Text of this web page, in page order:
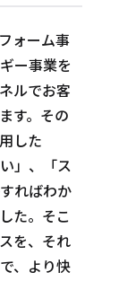
ォーム事
ー事業を
ルでお客
す。その
した
」、「ス
ればわか
た。そこ
を、それ
、より快